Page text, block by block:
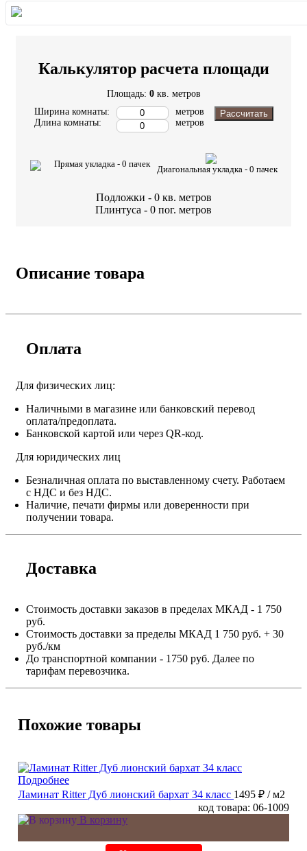
Калькулятор расчета площади
Площадь: 0 кв. метров
Ширина комнаты:
Длина комнаты:
метров
метров
Рассчитать
Прямая укладка - 0 пачек
Диагональная укладка - 0 пачек
Подложки - 0 кв. метров
Плинтуса - 0 пог. метров
Описание товара
Оплата
Для физических лиц:
Наличными в магазине или банковский перевод
оплата/предоплата.
Банковской картой или через QR-код.
Для юридических лиц
Безналичная оплата по выставленному счету. Работаем
с НДС и без НДС.
Наличие, печати фирмы или доверенности при
получении товара.
Доставка
Стоимость доставки заказов в пределах МКАД - 1 750
руб.
Стоимость доставки за пределы МКАД 1 750 руб. + 30
руб./км
До транспортной компании - 1750 руб. Далее по
тарифам перевозчика.
Похожие товары
Подробнее
Ламинат Ritter Дуб лионский бархат 34 класс 1495 ₽ / м2
код товара: 06-1009
В корзину